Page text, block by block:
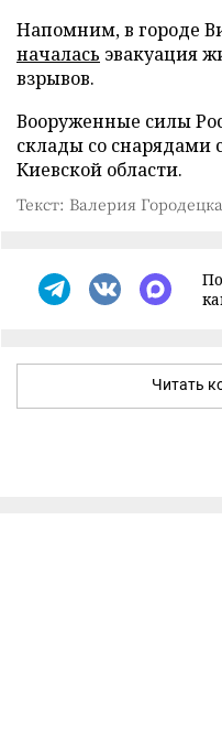
Напомним, в городе
началась эвакуация
взрывов.
Вооруженные силы
склады со снарядами
Киевской области.
Текст: Валерия
Читать